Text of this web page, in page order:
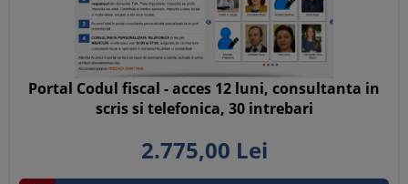
Portal Codul fiscal - acces 12 luni, consultanta in
scris si telefonica, 30 intrebari
2.775,00 Lei